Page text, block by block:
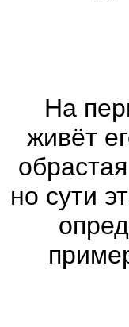
На
живёт
но сути